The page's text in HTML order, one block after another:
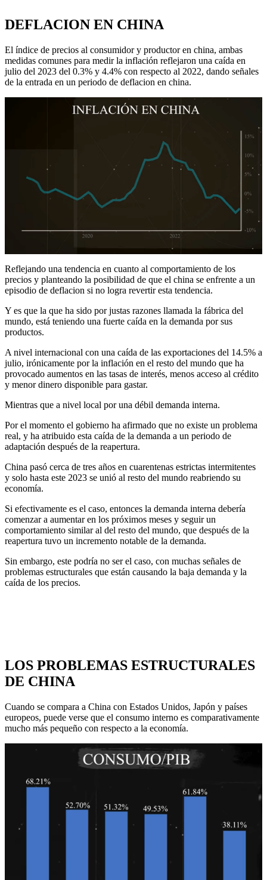
DEFLACION EN CHINA
El índice de precios al consumidor y productor en china, ambas
medidas comunes para medir la inflación reflejaron una caída en
julio del 2023 del 0.3% y 4.4% con respecto al 2022, dando señales
de la entrada en un periodo de deflacion en china.
Reflejando una tendencia en cuanto al comportamiento de los
precios y planteando la posibilidad de que el china se enfrente a un
episodio de deflacion si no logra revertir esta tendencia.
Y es que la que ha sido por justas razones llamada la fábrica del
mundo, está teniendo una fuerte caída en la demanda por sus
productos.
A nivel internacional con una caída de las exportaciones del 14.5% a
julio, irónicamente por la inflación en el resto del mundo que ha
provocado aumentos en las tasas de interés, menos acceso al crédito
y menor dinero disponible para gastar.
Mientras que a nivel local por una débil demanda interna.
Por el momento el gobierno ha afirmado que no existe un problema
real, y ha atribuido esta caída de la demanda a un periodo de
adaptación después de la reapertura.
China pasó cerca de tres años en cuarentenas estrictas intermitentes
y solo hasta este 2023 se unió al resto del mundo reabriendo su
economía.
Si efectivamente es el caso, entonces la demanda interna debería
comenzar a aumentar en los próximos meses y seguir un
comportamiento similar al del resto del mundo, que después de la
reapertura tuvo un incremento notable de la demanda.
Sin embargo, este podría no ser el caso, con muchas señales de
problemas estructurales que están causando la baja demanda y la
caída de los precios.
LOS PROBLEMAS ESTRUCTURALES
DE CHINA
Cuando se compara a China con Estados Unidos, Japón y países
europeos, puede verse que el consumo interno es comparativamente
mucho más pequeño con respecto a la economía.